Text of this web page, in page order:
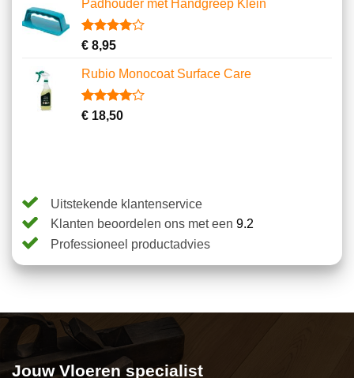
Padhouder met Handgreep Klein
Gewaardeerd
5
gebaseerd
op
1
€8,95
Rubio Monocoat Surface Care
Gewaardeerd
2
€18,50
Uitstekende klantenservice
Klanten beoordelen ons met een 9.2
Professioneel productadvies
Jouw Vloeren specialist